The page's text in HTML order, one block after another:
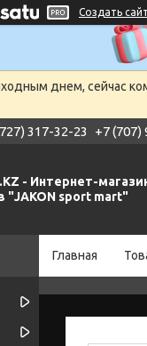
Создать сайт
днем, сейчас
317-32-23 +7 (707)
- Интернет-
"JAKON sport mart"
Главная